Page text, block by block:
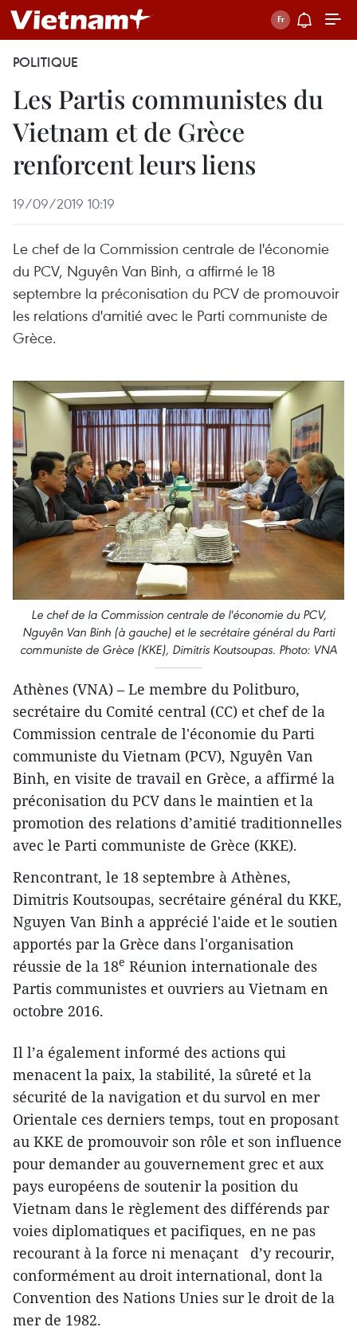
POLITIQUE
Les Partis communistes du
Vietnam et de Grèce
renforcent leurs liens
19/09/2019 10:19
Le chef de la Commission centrale de l'économie
du PCV, Nguyên Van Binh, a affirmé le 18
septembre la préconisation du PCV de promouvoir
les relations d'amitié avec le Parti communiste de
Grèce.
Le chef de la Commission centrale de l'économie du PCV,
Nguyên Van Binh (à gauche) et le secrétaire général du Parti
communiste de Grèce (KKE), Dimitris Koutsoupas. Photo: VNA
Athènes (VNA) – Le membre du Politburo,
secrétaire du Comité central (CC) et chef de la
Commission centrale de l'économie du Parti
communiste du Vietnam (PCV), Nguyên Van
Binh, en visite de travail en Grèce, a affirmé la
préconisation du PCV dans le maintien et la
promotion des relations d’amitié traditionnelles
avec le Parti communiste de Grèce (KKE).
Rencontrant, le 18 septembre à Athènes,
Dimitris Koutsoupas, secrétaire général du KKE,
Nguyen Van Binh a apprécié l'aide et le soutien
apportés par la Grèce dans l'organisation
réussie de la 18e Réunion internationale des
Partis communistes et ouvriers au Vietnam en
octobre 2016.
Il l’a également informé des actions qui
menacent la paix, la stabilité, la sûreté et la
sécurité de la navigation et du survol en mer
Orientale ces derniers temps, tout en proposant
au KKE de promouvoir son rôle et son influence
pour demander au gouvernement grec et aux
pays européens de soutenir la position du
Vietnam dans le règlement des différends par
voies diplomatiques et pacifiques, en ne pas
recourant à la force ni menaçant d’y recourir,
conformément au droit international, dont la
Convention des Nations Unies sur le droit de la
mer de 1982.